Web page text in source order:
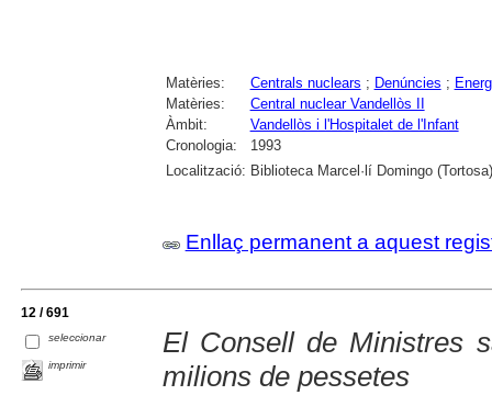
Matèries: Centrals nuclears ; Denúncies ;
Matèries:
Central nuclear Vandellòs II
Àmbit:
Vandellòs i l'Hospitalet de l'Infant
Cronologia:
1993
Localització: Biblioteca Marcel·lí Domingo (Tortosa)
Enllaç permanent a aquest
12 / 691
seleccionar
imprimir
El Consell de Ministres
milions de pessetes